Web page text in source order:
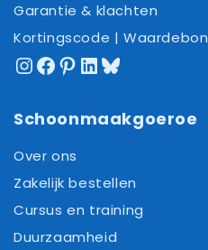
Garantie & klachten
Kortingscode | Waardebon
Instagram
Facebook
Pinterest
LinkedIn
Bluesky
Schoonmaakgoeroe
Over ons
Zakelijk bestellen
Cursus en training
Duurzaamheid